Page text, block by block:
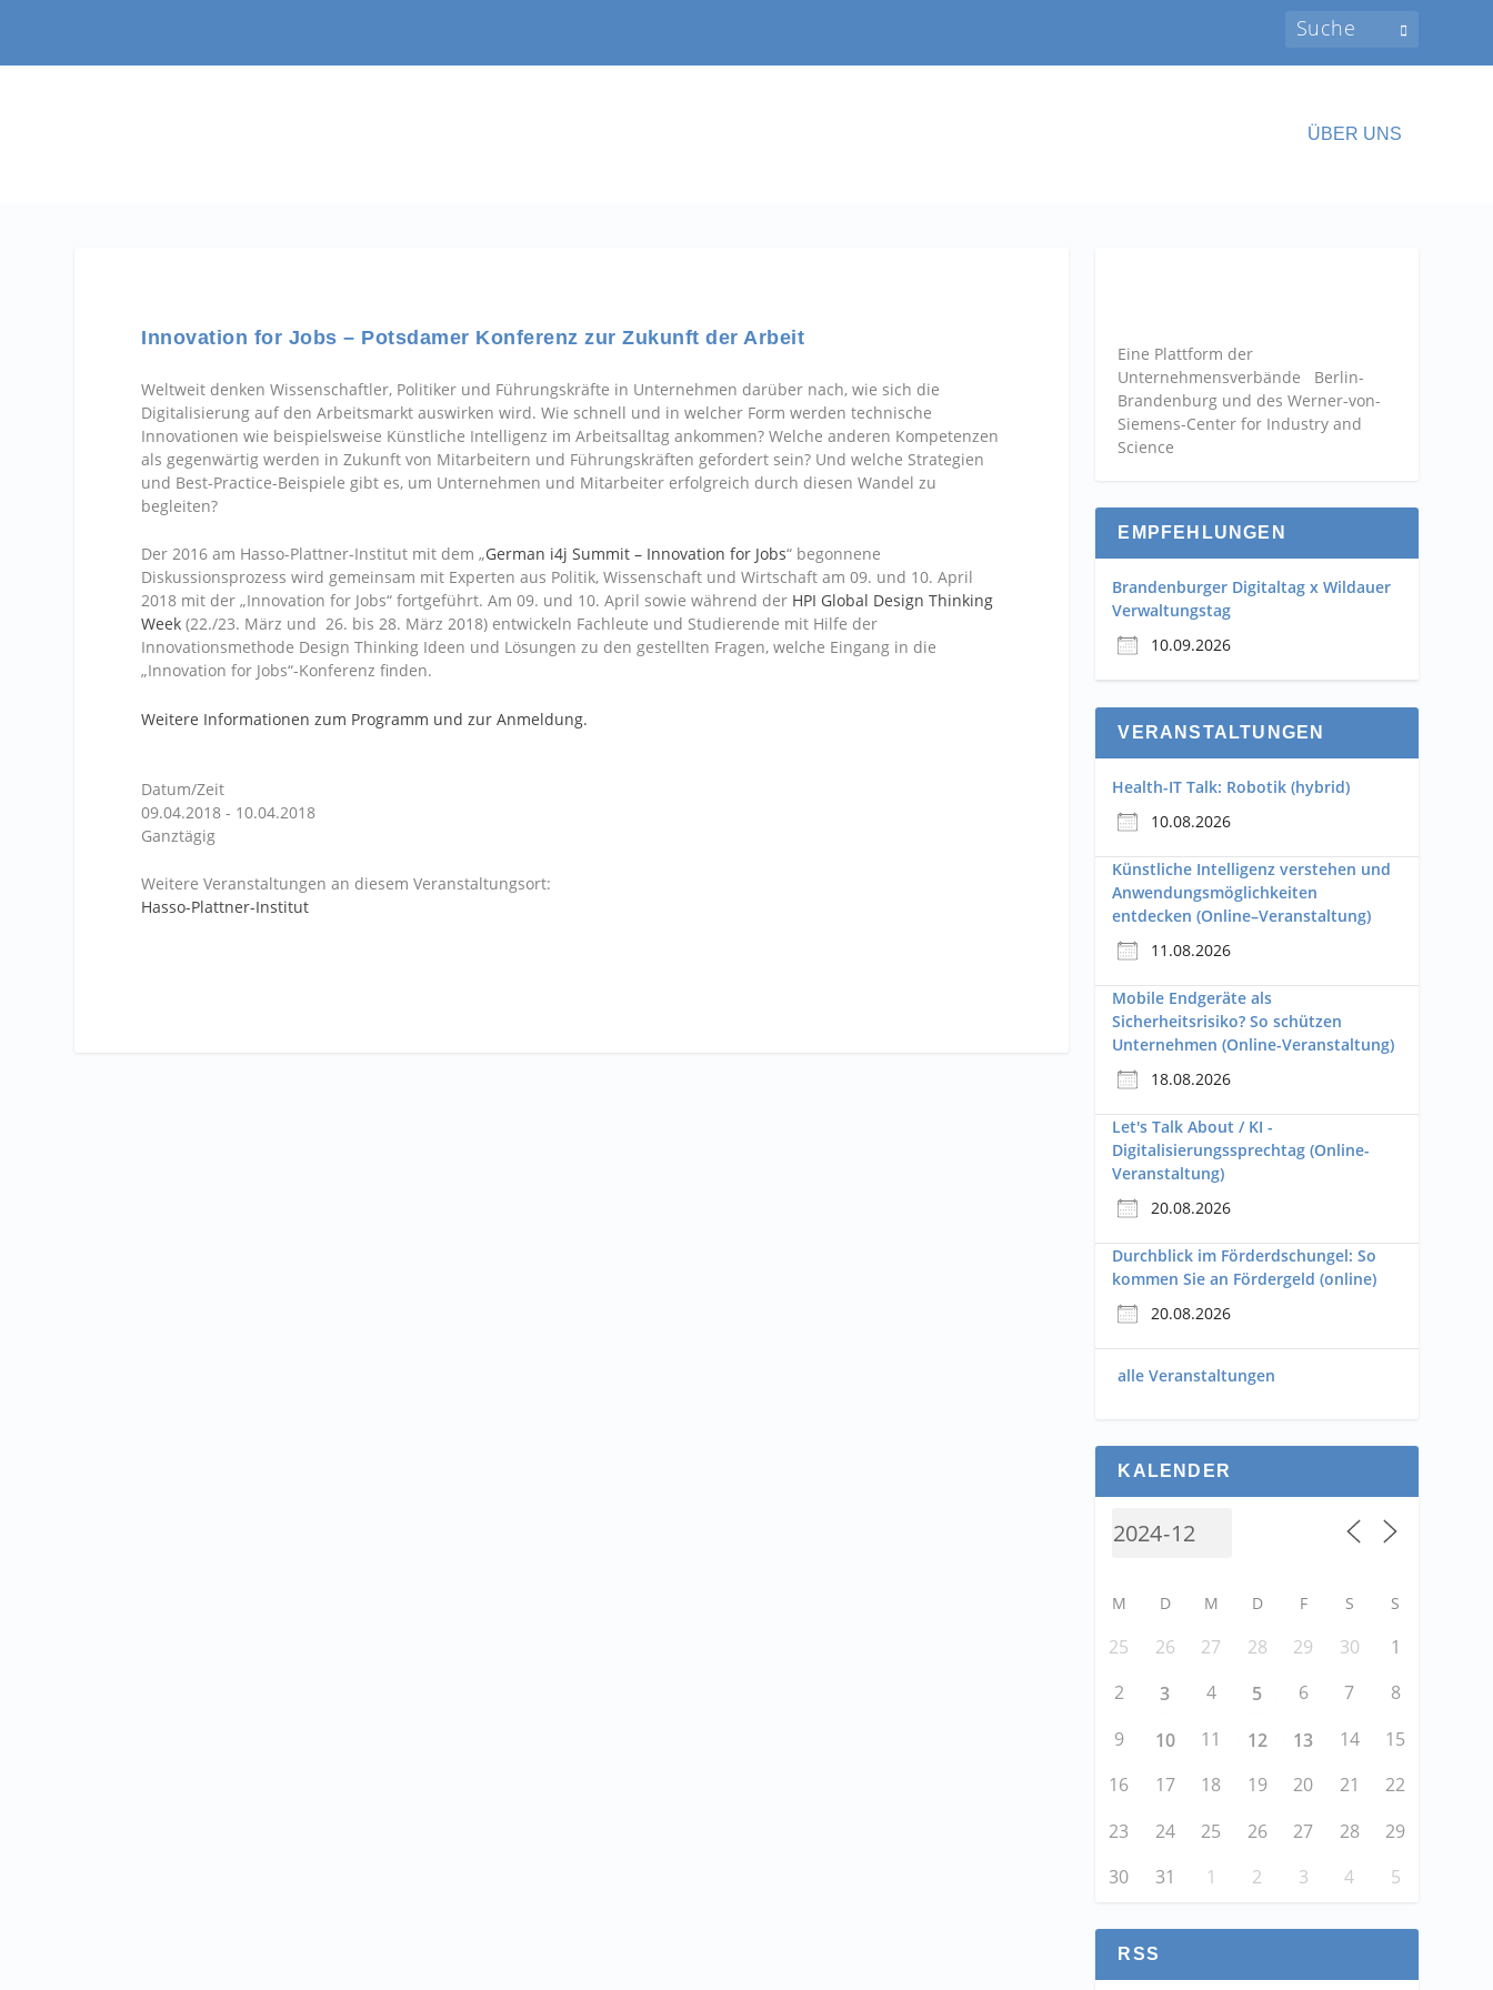
ÜBER UNS
Innovation for Jobs – Potsdamer Konferenz zur Zukunft der Arbeit
Weltweit denken Wissenschaftler, Politiker und Führungskräfte in Unternehmen darüber nach, wie sich die
Digitalisierung auf den Arbeitsmarkt auswirken wird. Wie schnell und in welcher Form werden technische
Innovationen wie beispielsweise Künstliche Intelligenz im Arbeitsalltag ankommen? Welche anderen Kompetenzen
als gegenwärtig werden in Zukunft von Mitarbeitern und Führungskräften gefordert sein? Und welche Strategien
und Best-Practice-Beispiele gibt es, um Unternehmen und Mitarbeiter erfolgreich durch diesen Wandel zu
begleiten?
Der 2016 am Hasso-Plattner-Institut mit dem „German i4j Summit – Innovation for Jobs“ begonnene
Diskussionsprozess wird gemeinsam mit Experten aus Politik, Wissenschaft und Wirtschaft am 09. und 10. April
2018 mit der „Innovation for Jobs“ fortgeführt. Am 09. und 10. April sowie während der HPI Global Design Thinking
Week (22./23. März und 26. bis 28. März 2018) entwickeln Fachleute und Studierende mit Hilfe der
Innovationsmethode Design Thinking Ideen und Lösungen zu den gestellten Fragen, welche Eingang in die
„Innovation for Jobs“-Konferenz finden.
Weitere Informationen zum Programm und zur Anmeldung.
Datum/Zeit
09.04.2018 - 10.04.2018
Ganztägig
Weitere Veranstaltungen an diesem Veranstaltungsort:
Hasso-Plattner-Institut
Eine Plattform der
Unternehmensverbände Berlin-
Brandenburg und des Werner-von-
Siemens-Center for Industry and
Science
EMPFEHLUNGEN
Brandenburger Digitaltag x Wildauer
Verwaltungstag
10.09.2026
VERANSTALTUNGEN
Health-IT Talk: Robotik (hybrid)
10.08.2026
Künstliche Intelligenz verstehen und
Anwendungsmöglichkeiten
entdecken (Online–Veranstaltung)
11.08.2026
Mobile Endgeräte als
Sicherheitsrisiko? So schützen
Unternehmen (Online-Veranstaltung)
18.08.2026
Let's Talk About / KI -
Digitalisierungssprechtag (Online-
Veranstaltung)
20.08.2026
Durchblick im Förderdschungel: So
kommen Sie an Fördergeld (online)
20.08.2026
alle Veranstaltungen
KALENDER
M D M D F S S
25 26 27 28 29 30
1
2
3 4 5 6 7
8
9
10 11 12 13 14
15
16
17 18 19 20 21
22
23
24 25 26 27 28
29
30
31 1 2 3 4 5
RSS